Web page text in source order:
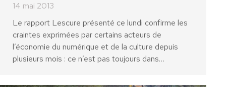
14 mai 2013
Le rapport Lescure présenté ce lundi confirme les
craintes exprimées par certains acteurs de
l’économie du numérique et de la culture depuis
plusieurs mois : ce n’est pas toujours dans…